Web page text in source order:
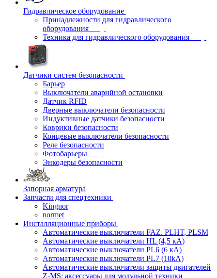
Гидравлическое оборудование
Принадлежности для гидравлического
оборудования
Техника для гидравлического оборудования
Датчики систем безопасности
Барьер
Выключатели аварийной остановки
Датчик RFID
Дверные выключатели безопасности
Индуктивные датчики безопасности
Коврики безопасности
Концевые выключатели безопасности
Реле безопасности
Фотобарьеры
Энкодеры безопасности
Запорная арматура
Запчасти для спецтехники
Kingnor
normet
Инсталляционные приборы
Автоматические выключатели FAZ. PLHT, PLSM
Автоматические выключатели HL (4,5 кА)
Автоматические выключатели PL6 (6 кА)
Автоматические выключатели PL7 (10kA)
Автоматические выключатели защиты двигателей
Z-MS; аксессуары для модульной техники